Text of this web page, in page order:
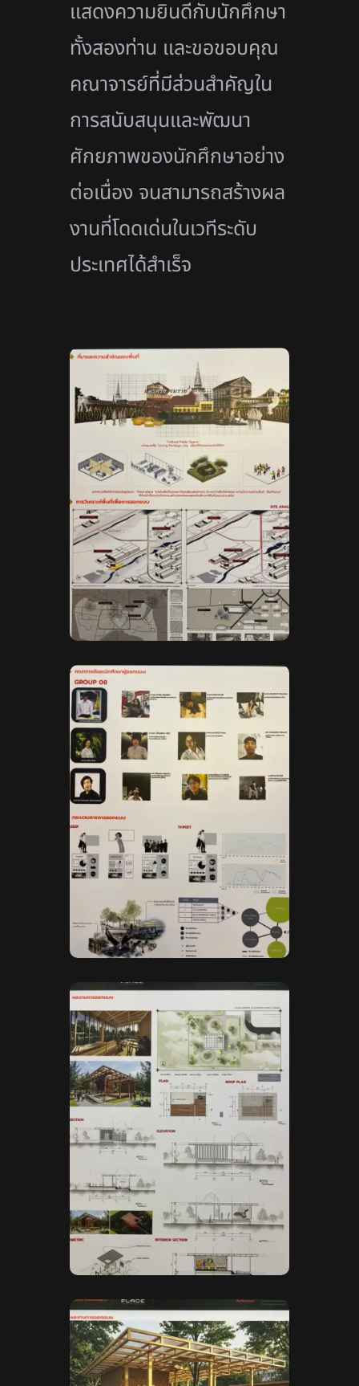
แสดงความยินดีกับนักศึกษา
ทั้งสองท่าน และขอขอบคุณ
คณาจารย์ที่มีส่วนสำคัญใน
การสนับสนุนและพัฒนา
ศักยภาพของนักศึกษาอย่าง
ต่อเนื่อง จนสามารถสร้างผล
งานที่โดดเด่นในเวทีระดับ
ประเทศได้สำเร็จ